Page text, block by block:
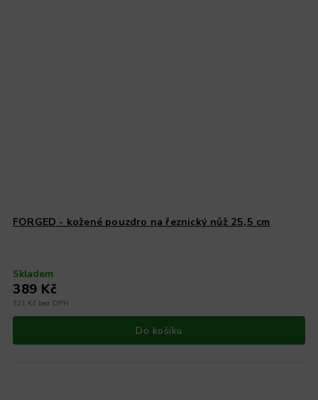
FORGED - kožené pouzdro na řeznický nůž 25,5 cm
Skladem
321 Kč bez DPH
389 Kč
Do košíku